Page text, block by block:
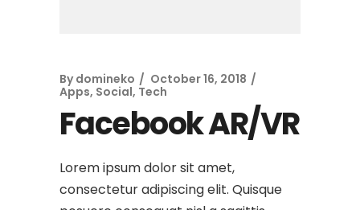
By domineko
October 16, 2018
Apps, Social, Tech
Facebook AR/VR
Lorem ipsum dolor sit amet,
consectetur adipiscing elit. Quisque